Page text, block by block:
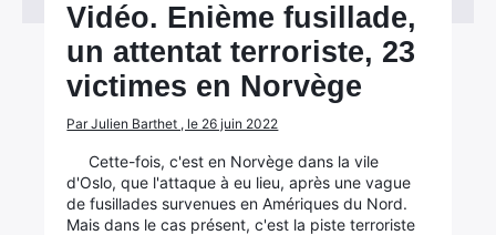
Vidéo. Enième fusillade,
un attentat terroriste, 23
victimes en Norvège
Par Julien Barthet , le 26 juin 2022
Cette-fois, c'est en Norvège dans la vile
d'Oslo, que l'attaque à eu lieu, après une vague
de fusillades survenues en Amériques du Nord.
Mais dans le cas présent, c'est la piste terroriste